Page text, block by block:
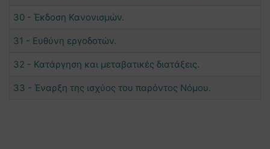
30 - Έκδοση Κανονισμών.
31 - Ευθύνη εργοδοτών.
32 - Κατάργηση και μεταβατικές διατάξεις.
33 - Έναρξη της ισχύος του παρόντος Νόμου.